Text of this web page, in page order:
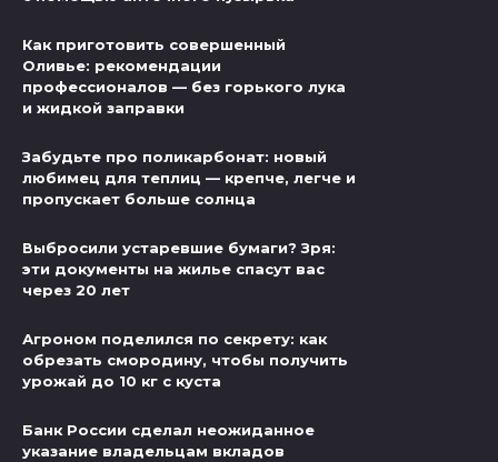
Как приготовить совершенный
Оливье: рекомендации
профессионалов — без горького лука
и жидкой заправки
Забудьте про поликарбонат: новый
любимец для теплиц — крепче, легче и
пропускает больше солнца
Выбросили устаревшие бумаги? Зря:
эти документы на жилье спасут вас
через 20 лет
Агроном поделился по секрету: как
обрезать смородину, чтобы получить
урожай до 10 кг с куста
Банк России сделал неожиданное
указание владельцам вкладов